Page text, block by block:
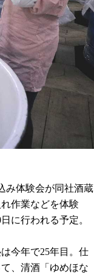
み体験会が同社酒蔵
作業などを体験
に行われる予定。
今年で25年目。仕
、清酒「ゆめほな